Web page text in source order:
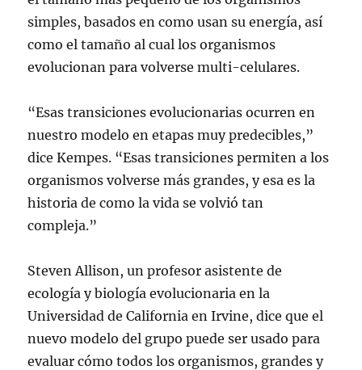
simples, basados en como usan su energía, así
como el tamaño al cual los organismos
evolucionan para volverse multi-celulares.
“Esas transiciones evolucionarias ocurren en
nuestro modelo en etapas muy predecibles,”
dice Kempes. “Esas transiciones permiten a los
organismos volverse más grandes, y esa es la
historia de como la vida se volvió tan
compleja.”
Steven Allison, un profesor asistente de
ecología y biología evolucionaria en la
Universidad de California en Irvine, dice que el
nuevo modelo del grupo puede ser usado para
evaluar cómo todos los organismos, grandes y